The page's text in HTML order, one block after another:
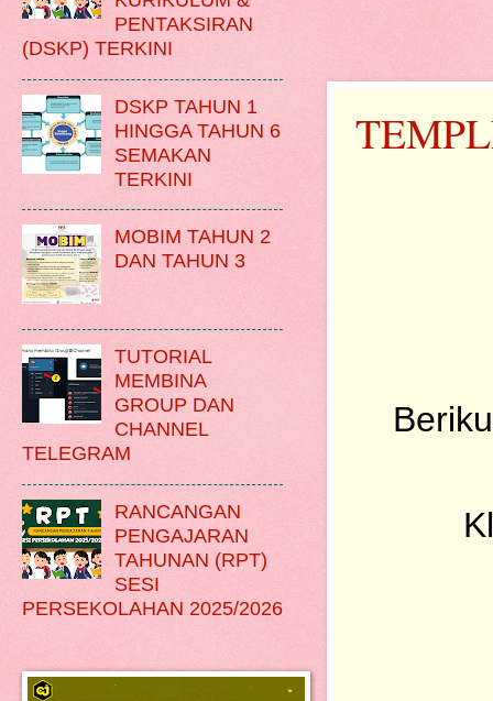
PENTAKSIRAN
(DSKP) TERKINI
DSKP TAHUN 1
HINGGA TAHUN 6
SEMAKAN
TERKINI
MOBIM TAHUN 2
DAN TAHUN 3
TUTORIAL
MEMBINA
GROUP DAN
CHANNEL
TELEGRAM
RANCANGAN
PENGAJARAN
TAHUNAN (RPT)
SESI
PERSEKOLAHAN 2025/2026